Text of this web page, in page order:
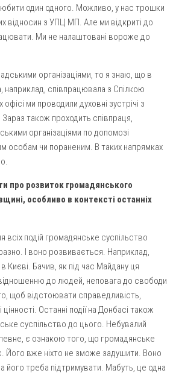
молоді
душпастирства охорони здоров’я
один одного. Можливо, у нас трошки
відносин з УПЦ МП. Але ми відкриті до
Ми не налаштовані вороже до
організаціями, то я знаю, що в
співпрацювала з Спілкою
офісі ми проводили духовні зустрічі з
також проходить співпраця,
організаціями по допомозі
особам чи пораненим. В таких напрямках
про розвиток громадянського
особливо в контексті останніх
всіх подій громадянське суспільство
І воно розвивається. Наприклад,
Києві. Бачив, як під час Майдану ця
до людей, неповага до свободи
щоб відстоювати справедливість,
Останні події на Донбасі також
суспільство до цього. Небувалий
є ознакою того, що громадянське
є. Його вже ніхто не зможе задушити. Воно
його треба підтримувати. Мабуть, це одна